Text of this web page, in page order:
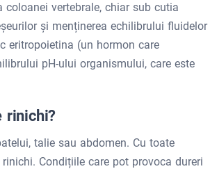
vertebrale, chiar sub cutia
și menținerea echilibrului fluidelor
eritropoietina (un hormon care
pH-ului organismului, care este
rinichi?
talie sau abdomen. Cu toate
Condițiile care pot provoca dureri